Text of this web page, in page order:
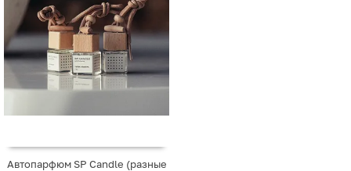
Автопарфюм SP Candle (разные